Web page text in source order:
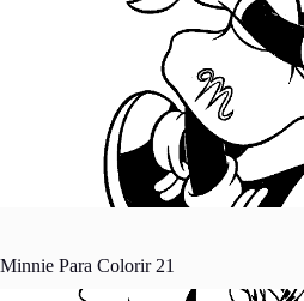
Minnie Para Colorir 21